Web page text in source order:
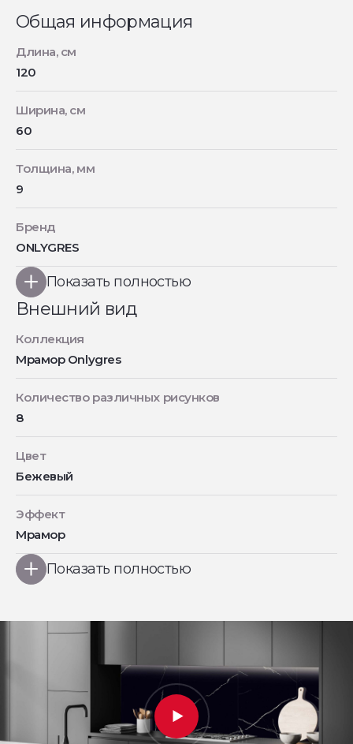
Общая информация
Длина, см
120
Ширина, см
60
Толщина, мм
9
Бренд
ONLYGRES
Показать полностью
Внешний вид
Коллекция
Мрамор Onlygres
Количество различных рисунков
8
Цвет
Бежевый
Эффект
Мрамор
Показать полностью